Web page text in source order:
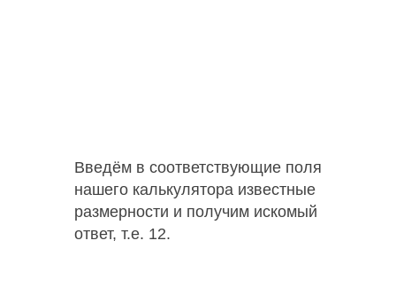
Введём в соответствующие поля
нашего калькулятора известные
размерности и получим искомый
ответ, т.е. 12.